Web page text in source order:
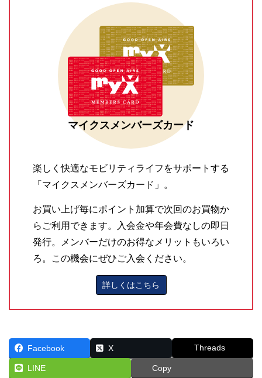
マイクスメンバーズカード
楽しく快適なモビリティライフをサポートする
「マイクスメンバーズカード」。
お買い上げ毎にポイント加算で次回のお買物か
らご利用できます。入会金や年会費なしの即日
発行。メンバーだけのお得なメリットもいろい
ろ。この機会にぜひご入会ください。
詳しくはこちら
Facebook X Threads
LINE Copy